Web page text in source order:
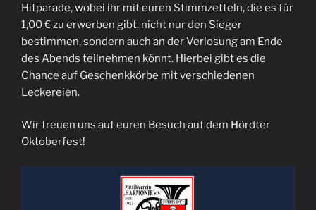
Hitparade, wobei ihr mit euren Stimmzetteln, die es für
1,00 € zu erwerben gibt, nicht nur den Sieger
bestimmen, sondern auch an der Verlosung am Ende
des Abends teilnehmen könnt. Hierbei gibt es die
Chance auf Geschenkkörbe mit verschiedenen
Leckereien.
Wir freuen uns auf euren Besuch auf dem Hördter
Oktoberfest!